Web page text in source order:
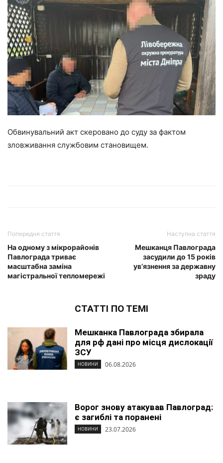
Обвинувальний акт скеровано до суду за фактом
зловживання службовим становищем.
Попередня стаття
На одному з мікрорайонів
Павлограда триває
масштабна заміна
магістральної тепломережі
Наступна стаття
Мешканця Павлограда
засудили до 15 років
ув’язнення за державну
зраду
СТАТТІ ПО ТЕМІ
Мешканка Павлограда збирала
для рф дані про місця дислокації
ЗСУ
НОВИНИ 06.08.2026
Ворог знову атакував Павлоград:
є загиблі та поранені
НОВИНИ 23.07.2026